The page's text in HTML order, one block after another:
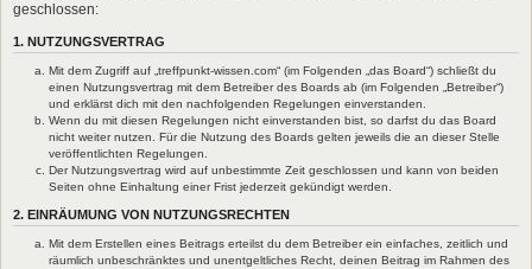
geschlossen:
1. NUTZUNGSVERTRAG
Mit dem Zugriff auf „treffpunkt-wissen.com“ (im Folgenden „das Board“) schließt du
einen Nutzungsvertrag mit dem Betreiber des Boards ab (im Folgenden „Betreiber“)
und erklärst dich mit den nachfolgenden Regelungen einverstanden.
Wenn du mit diesen Regelungen nicht einverstanden bist, so darfst du das Board
nicht weiter nutzen. Für die Nutzung des Boards gelten jeweils die an dieser Stelle
veröffentlichten Regelungen.
Der Nutzungsvertrag wird auf unbestimmte Zeit geschlossen und kann von beiden
Seiten ohne Einhaltung einer Frist jederzeit gekündigt werden.
2. EINRÄUMUNG VON NUTZUNGSRECHTEN
Mit dem Erstellen eines Beitrags erteilst du dem Betreiber ein einfaches, zeitlich und
räumlich unbeschränktes und unentgeltliches Recht, deinen Beitrag im Rahmen des